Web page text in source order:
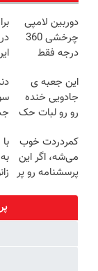
دوربین لامپی
چرخشی 360
درجه فقط
🔥 پرداخت
درب منزل
این جعبه ی
جادویی خنده
رو رو لبات حک
خرید40%تخفیف
کمردردت خوب
می‌شه، اگر این
پرسشنامه رو پر